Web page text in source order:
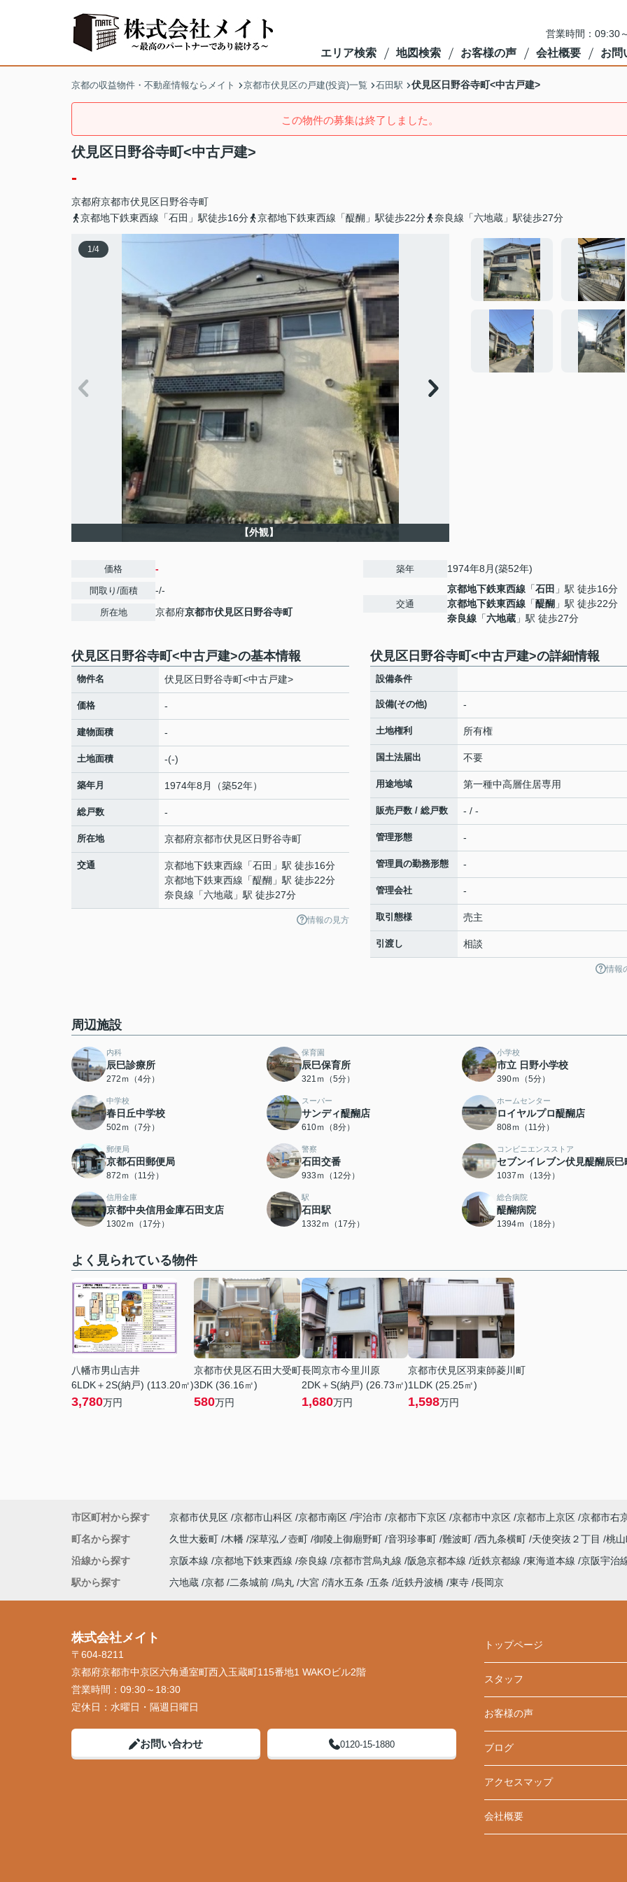
営業時間：09:30
エリア検索 地図検索 お客様の声 会社概要 お問
京都の収益物件・不動産情報ならメイト 京都市伏見区の戸建(投資)一覧 石田駅 伏見区日野谷寺町<中古戸建>
この物件の募集は終了しました。
伏見区日野谷寺町<中古戸建>
-
京都府京都市伏見区日野谷寺町
京都地下鉄東西線「石田」駅徒歩16分
京都地下鉄東西線「醍醐」駅徒歩22分 奈良線「六地蔵」駅徒歩27分
1/4
【外観】
価格 -
間取り/面積 -/-
所在地 京都府京都市伏見区日野谷寺町
築年 1974年8月(築52年)
交通
京都地下鉄東西線 「石田 」駅 徒歩16分
京都地下鉄東西線 「醍醐 」駅 徒歩22分
奈良線 「六地蔵 」駅 徒歩27分
伏見区日野谷寺町<中古戸建>の基本情報
物件名 伏見区日野谷寺町<中古戸建>
価格 -
建物面積 -
土地面積 -(-)
築年月 1974年8月（築52年）
総戸数 -
所在地 京都府京都市伏見区日野谷寺町
交通 京都地下鉄東西線 「石田 」駅 徒歩16分
京都地下鉄東西線 「醍醐 」駅 徒歩22分
奈良線 「六地蔵 」駅 徒歩27分
情報の見方
伏見区日野谷寺町<中古戸建>の詳細情報
設備条件
設備(その他) -
土地権利 所有権
国土法届出 不要
用途地域 第一種中高層住居専用
販売戸数 / 総戸数 - / -
管理形態 -
管理員の勤務形態 -
管理会社 -
取引態様 売主
引渡し 相談
情報
周辺施設
内科
辰巳診療所
272ｍ（4分）
保育園
辰巳保育所
321ｍ（5分）
小学校
市立 日野小学校
390ｍ（5分）
中学校
春日丘中学校
502ｍ（7分）
スーパー
サンディ醍醐店
610ｍ（8分）
ホームセンター
ロイヤルプロ醍醐店
808ｍ（11分）
郵便局
京都石田郵便局
872ｍ（11分）
警察
石田交番
933ｍ（12分）
コンビニエンスストア
セブンイレブン伏見醍醐辰巳
1037ｍ（13分）
信用金庫
京都中央信用金庫石田支店
1302ｍ（17分）
駅
石田駅
1332ｍ（17分）
総合病院
醍醐病院
1394ｍ（18分）
よく見られている物件
八幡市男山吉井
6LDK＋2S(納戸) (113.20㎡)
3,780万円
京都市伏見区石田大受町
3DK (36.16㎡)
580万円
長岡京市今里川原
2DK＋S(納戸) (26.73㎡)
1,680万円
京都市伏見区羽束師菱川町
1LDK (25.25㎡)
1,598万円
市区町村から探す 京都市伏見区 京都市山科区 京都市南区 宇治市 京都市下京区 京都市中京区 京都市上京区 京都市右
町名から探す
久世大薮町 木幡 深草泓ノ壺町 御陵上御廟野町 音羽珍事町 難波町 西九条横町 天使突抜２丁目 桃
沿線から探す
京阪本線 京都地下鉄東西線 奈良線 京都市営烏丸線 阪急京都本線 近鉄京都線 東海道本線 京阪宇治
駅から探す
六地蔵 京都 二条城前 烏丸 大宮 清水五条 五条 近鉄丹波橋 東寺 長岡京
株式会社メイト
〒604-8211
京都府京都市中京区六角通室町西入玉蔵町115番地1 WAKOビル2階
営業時間： 09:30～18:30
定休日： 水曜日・隔週日曜日
お問い合わせ 0120-15-1880
トップページ
スタッフ
お客様の声
ブログ
アクセスマップ
会社概要